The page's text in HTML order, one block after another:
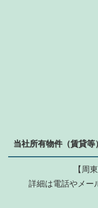
当社所有物件（賃貸等
【周
詳細は電話やメー